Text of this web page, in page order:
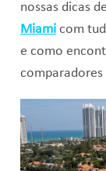
nossas dicas de
Miami com
e como
comparadores